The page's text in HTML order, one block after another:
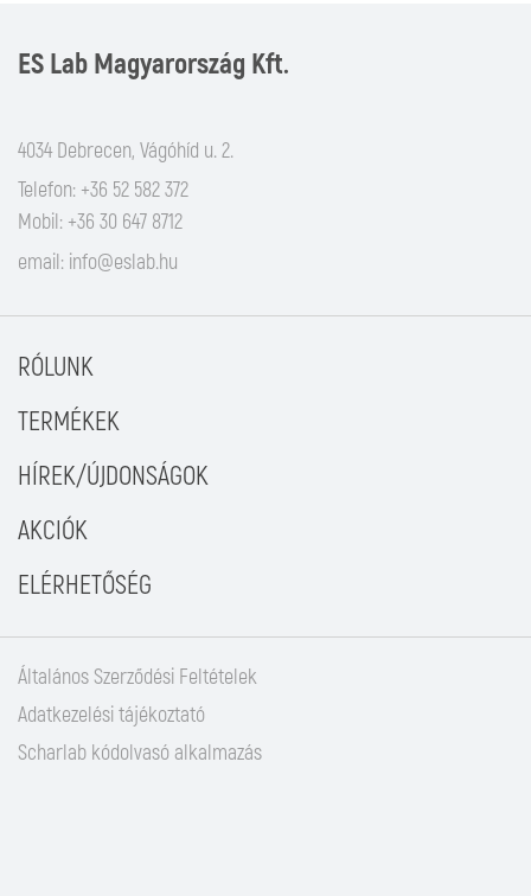
ES Lab Magyarország Kft.
4034 Debrecen, Vágóhíd u. 2.
Telefon: +36 52 582 372
Mobil: +36 30 647 8712
email: info@eslab.hu
RÓLUNK
TERMÉKEK
HÍREK/ÚJDONSÁGOK
AKCIÓK
ELÉRHETŐSÉG
Általános Szerződési Feltételek
Adatkezelési tájékoztató
Scharlab kódolvasó alkalmazás